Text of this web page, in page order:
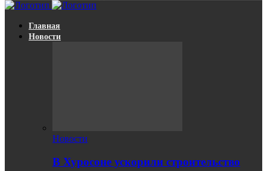
Главная
Новости
Новости
В Хуросоне ускорили строительство